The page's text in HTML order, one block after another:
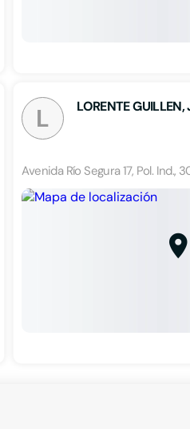
L LORENTE GUILLEN,
Avenida Río Segura 17, Pol. Ind.,